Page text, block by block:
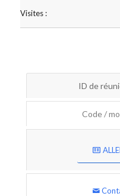
Visites :
ID de
Code /